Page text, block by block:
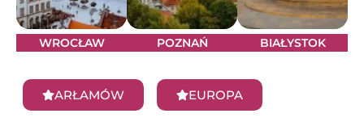
WROCŁAW POZNAŃ BIAŁYSTOK
ARŁAMÓW EUROPA